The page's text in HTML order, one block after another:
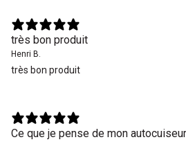
très bon produit
Henri B.
très bon produit
Ce que je pense de mon autocuiseur